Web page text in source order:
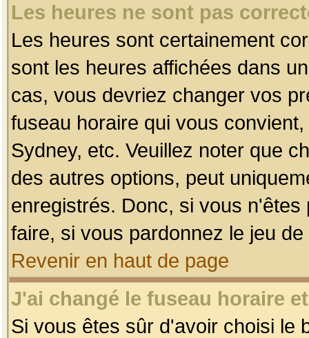
Les heures ne sont pas
Les heures sont certainement
sont les heures affichées dans
cas, vous devriez changer vos
fuseau horaire qui vous
Sydney, etc. Veuillez noter que
des autres options, peut
enregistrés. Donc, si vous
faire, si vous pardonnez le jeu
Revenir en haut de page
J'ai changé le fuseau horaire
Si vous êtes sûr d'avoir choisi le